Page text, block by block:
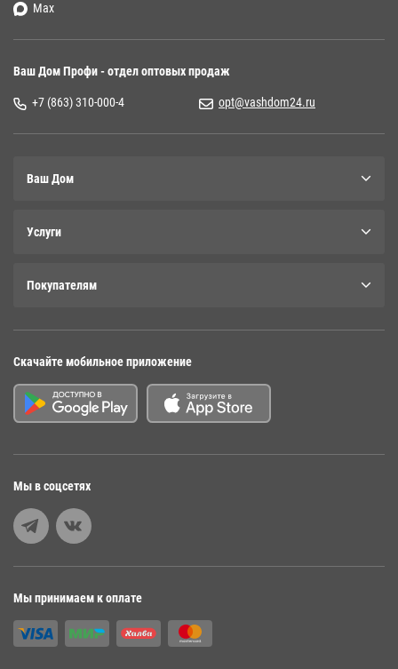
Max
Ваш Дом Профи - отдел оптовых продаж
+7 (863) 310-000-4 opt@vashdom24.ru
Ваш Дом
Услуги
Покупателям
Скачайте мобильное приложение
Мы в соцсетях
Мы принимаем к оплате